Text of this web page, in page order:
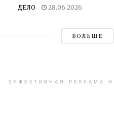
ДЕЛО 28.06.2026
БОЛЬШЕ
ЭФФЕКТИВНАЯ РЕКЛАМА